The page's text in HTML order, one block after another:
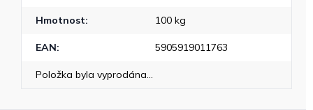
Hmotnost: 100 kg
EAN: 5905919011763
Položka byla vyprodána…